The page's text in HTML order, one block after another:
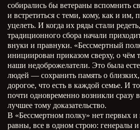
собирались бы ветераны вспомнить
и встретиться с теми, кому, как и им,
уцелеть. И когда их ряды стали
традиционного сбора начали
внуки и правнуки. «Бессмертный
инициирован приказом сверху, о чём
наши недоброжелатели. Это была
людей — сохранить память о
дорогое, что есть в каждой семье. И
почти одновременно возникли сразу
лучшее тому доказательство.
В «Бессмертном полку» нет первых и
равны, все в одном строю: генералы